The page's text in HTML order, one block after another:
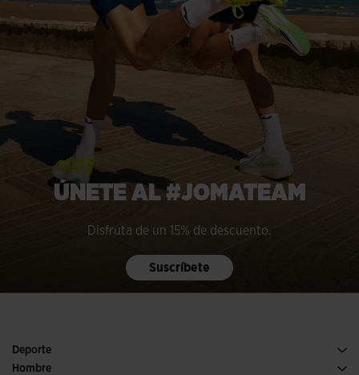
ÚNETE AL #JOMATEAM
Disfruta de un 15% de descuento.
Suscríbete
Deporte
Running
Hombre